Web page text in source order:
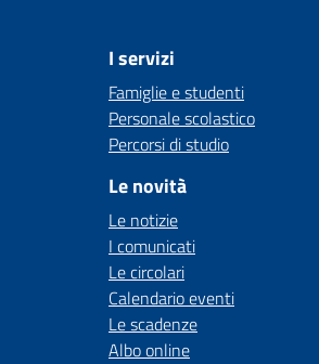
I servizi
Famiglie e studenti
Personale scolastico
Percorsi di studio
Le novità
Le notizie
I comunicati
Le circolari
Calendario eventi
Le scadenze
Albo online